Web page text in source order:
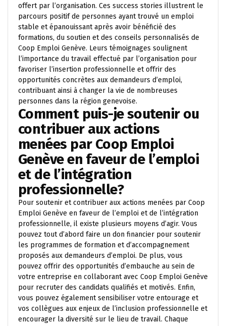
offert par l’organisation. Ces success stories illustrent le
parcours positif de personnes ayant trouvé un emploi
stable et épanouissant après avoir bénéficié des
formations, du soutien et des conseils personnalisés de
Coop Emploi Genève. Leurs témoignages soulignent
l’importance du travail effectué par l’organisation pour
favoriser l’insertion professionnelle et offrir des
opportunités concrètes aux demandeurs d’emploi,
contribuant ainsi à changer la vie de nombreuses
personnes dans la région genevoise.
Comment puis-je soutenir ou
contribuer aux actions
menées par Coop Emploi
Genève en faveur de l’emploi
et de l’intégration
professionnelle?
Pour soutenir et contribuer aux actions menées par Coop
Emploi Genève en faveur de l’emploi et de l’intégration
professionnelle, il existe plusieurs moyens d’agir. Vous
pouvez tout d’abord faire un don financier pour soutenir
les programmes de formation et d’accompagnement
proposés aux demandeurs d’emploi. De plus, vous
pouvez offrir des opportunités d’embauche au sein de
votre entreprise en collaborant avec Coop Emploi Genève
pour recruter des candidats qualifiés et motivés. Enfin,
vous pouvez également sensibiliser votre entourage et
vos collègues aux enjeux de l’inclusion professionnelle et
encourager la diversité sur le lieu de travail. Chaque